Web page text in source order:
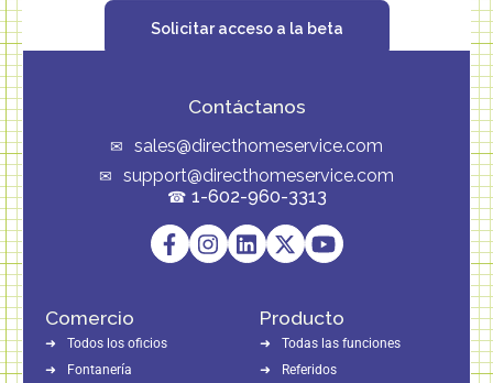
Solicitar acceso a la beta
Contáctanos
sales@directhomeservice.com
support@directhomeservice.com
1-602-960-3313
Producto
Todas las funciones
Referidos
Comercio
Todos los oficios
Fontanería